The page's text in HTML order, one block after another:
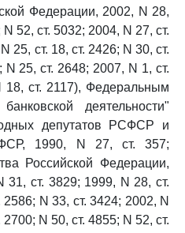
Федерации, 2002, N 28,
52, ст. 5032; 2004, N 27, ст.
25, ст. 18, ст. 2426; N 30, ст.
25, ст. 2648; 2007, N 1, ст.
18, ст. 2117), Федеральным
деятельности"
депутатов РСФСР и
1990, N 27, ст. 357;
Российской Федерации,
31, ст. 3829; 1999, N 28, ст.
N 33, ст. 3424; 2002, N
N 50, ст. 4855; N 52, ст.